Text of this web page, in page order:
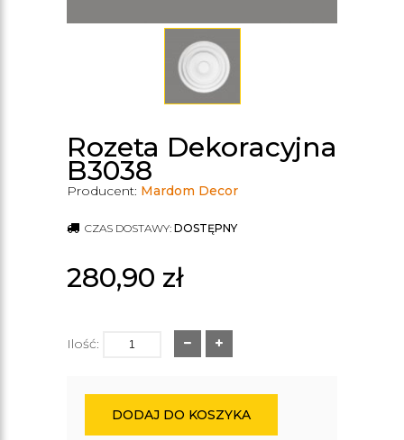
Rozeta Dekoracyjna
B3038
Producent: Mardom Decor
CZAS DOSTAWY: DOSTĘPNY
280,90 zł
Ilość:
DODAJ DO KOSZYKA